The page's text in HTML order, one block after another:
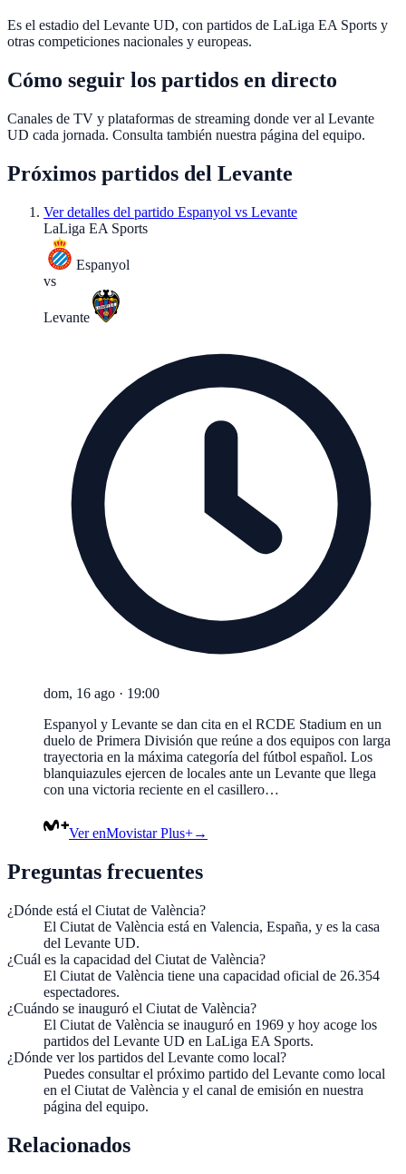
Es el estadio del Levante UD, con partidos de LaLiga EA Sports y
otras competiciones nacionales y europeas.
Cómo seguir los partidos en directo
Canales de TV y plataformas de streaming donde ver al Levante
UD cada jornada. Consulta también nuestra página del equipo.
Próximos partidos del Levante
Ver detalles del partido Espanyol vs Levante
LaLiga EA Sports
Espanyol
vs
Levante
dom, 16 ago · 19:00
Espanyol y Levante se dan cita en el RCDE Stadium en un
duelo de Primera División que reúne a dos equipos con larga
trayectoria en la máxima categoría del fútbol español. Los
blanquiazules ejercen de locales ante un Levante que llega
con una victoria reciente en el casillero…
Ver enMovistar Plus+→
Preguntas frecuentes
¿Dónde está el Ciutat de València?
El Ciutat de València está en Valencia, España, y es la casa
del Levante UD.
¿Cuál es la capacidad del Ciutat de València?
El Ciutat de València tiene una capacidad oficial de 26.354
espectadores.
¿Cuándo se inauguró el Ciutat de València?
El Ciutat de València se inauguró en 1969 y hoy acoge los
partidos del Levante UD en LaLiga EA Sports.
¿Dónde ver los partidos del Levante como local?
Puedes consultar el próximo partido del Levante como local
en el Ciutat de València y el canal de emisión en nuestra
página del equipo.
Relacionados